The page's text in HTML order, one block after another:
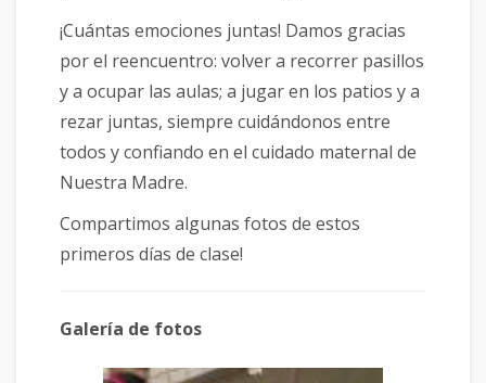
¡Cuántas emociones juntas! Damos gracias
por el reencuentro: volver a recorrer pasillos
y a ocupar las aulas; a jugar en los patios y a
rezar juntas, siempre cuidándonos entre
todos y confiando en el cuidado maternal de
Nuestra Madre.
Compartimos algunas fotos de estos
primeros días de clase!
Galería de fotos